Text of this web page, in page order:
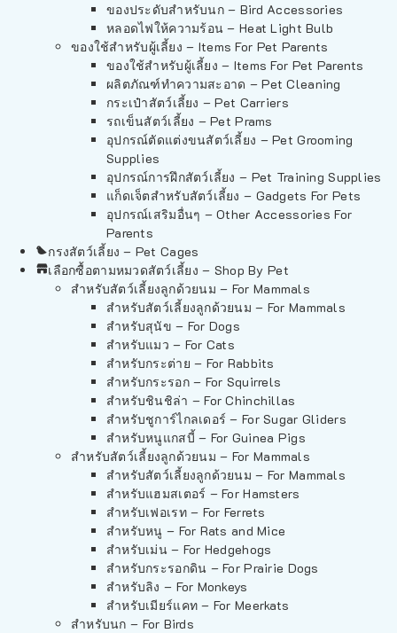
ของประดับสำหรับนก – Bird Accessories
หลอดไฟให้ความร้อน – Heat Light Bulb
ของใช้สำหรับผู้เลี้ยง – Items For Pet Parents
ของใช้สำหรับผู้เลี้ยง – Items For Pet Parents
ผลิตภัณฑ์ทำความสะอาด – Pet Cleaning
กระเป๋าสัตว์เลี้ยง – Pet Carriers
รถเข็นสัตว์เลี้ยง – Pet Prams
อุปกรณ์ตัดแต่งขนสัตว์เลี้ยง – Pet Grooming
Supplies
อุปกรณ์การฝึกสัตว์เลี้ยง – Pet Training Supplies
แก็ดเจ็ตสำหรับสัตว์เลี้ยง – Gadgets For Pets
อุปกรณ์เสริมอื่นๆ – Other Accessories For
Parents
กรงสัตว์เลี้ยง – Pet Cages
เลือกซื้อตามหมวดสัตว์เลี้ยง – Shop By Pet
สำหรับสัตว์เลี้ยงลูกด้วยนม – For Mammals
สำหรับสัตว์เลี้ยงลูกด้วยนม – For Mammals
สำหรับสุนัข – For Dogs
สำหรับแมว – For Cats
สำหรับกระต่าย – For Rabbits
สำหรับกระรอก – For Squirrels
สำหรับชินชิล่า – For Chinchillas
สำหรับชูการ์ไกลเดอร์ – For Sugar Gliders
สำหรับหนูแกสบี้ – For Guinea Pigs
สำหรับสัตว์เลี้ยงลูกด้วยนม – For Mammals
สำหรับสัตว์เลี้ยงลูกด้วยนม – For Mammals
สำหรับแฮมสเตอร์ – For Hamsters
สำหรับเฟอเรท – For Ferrets
สำหรับหนู – For Rats and Mice
สำหรับเม่น – For Hedgehogs
สำหรับกระรอกดิน – For Prairie Dogs
สำหรับลิง – For Monkeys
สำหรับเมียร์แคท – For Meerkats
สำหรับนก – For Birds